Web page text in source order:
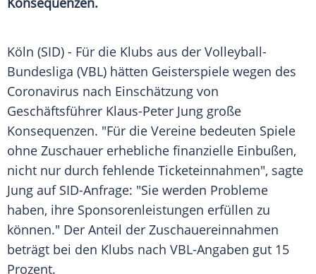
Köln (SID) - Für die Klubs aus der Volleyball-
Bundesliga (VBL) hätten Geisterspiele wegen des
Coronavirus nach Einschätzung von
Geschäftsführer Klaus-Peter Jung große
Konsequenzen. "Für die Vereine bedeuten Spiele
ohne Zuschauer erhebliche finanzielle Einbußen,
nicht nur durch fehlende Ticketeinnahmen", sagte
Jung auf SID-Anfrage: "Sie werden Probleme
haben, ihre Sponsorenleistungen erfüllen zu
können." Der Anteil der Zuschauereinnahmen
beträgt bei den Klubs nach VBL-Angaben gut 15
Prozent.